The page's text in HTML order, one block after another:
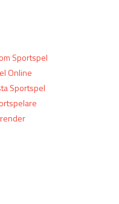
Sportspel
Online
Sportspel